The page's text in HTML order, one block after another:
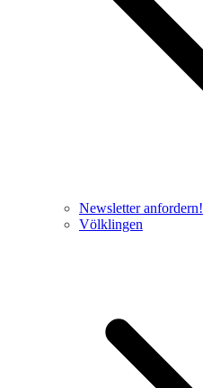
Newsletter anfordern!
Völklingen